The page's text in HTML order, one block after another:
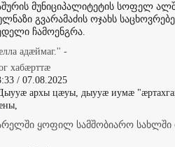
მუნიციპალიტეტის სოფელ
გვარამაძის ოჯახს
ჩამოენგრა.
адæймаг.'' -
хабæрттæ
/ 07.08.2025
архы цæуы, дыууæ иумæ
ყოფილ სამშობიარო სახლში